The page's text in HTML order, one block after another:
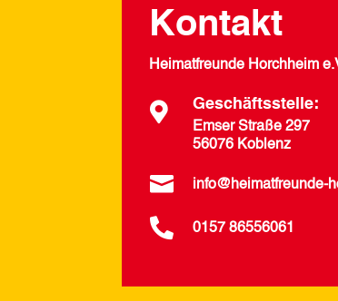
Kontakt
Heimatfreunde Horchheim
 Geschäftsstelle:
Emser Straße 297
56076 Koblenz
 info@heimatfreunde-
 0157 86556061